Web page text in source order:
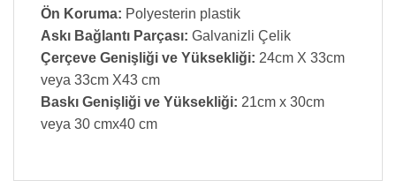
Ön Koruma: Polyesterin plastik
Askı Bağlantı Parçası: Galvanizli Çelik
Çerçeve Genişliği ve Yüksekliği: 24cm X 33cm
veya 33cm X43 cm
Baskı Genişliği ve Yüksekliği: 21cm x 30cm
veya 30 cmx40 cm